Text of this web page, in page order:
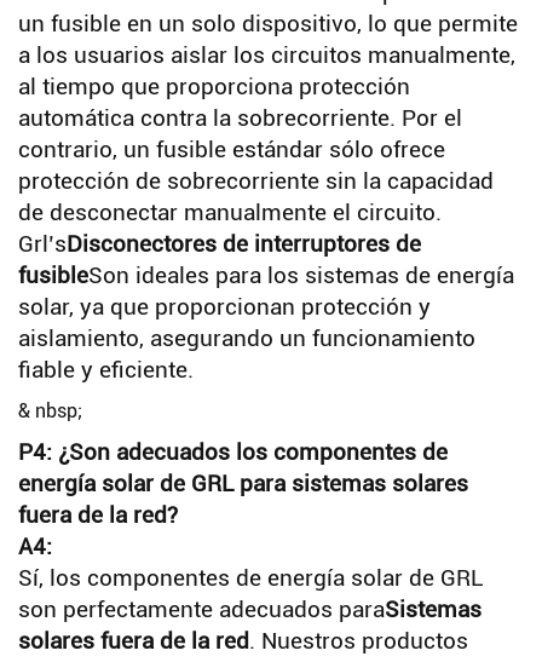
un fusible en un solo dispositivo, lo que permite
a los usuarios aislar los circuitos manualmente,
al tiempo que proporciona protección
automática contra la sobrecorriente. Por el
contrario, un fusible estándar sólo ofrece
protección de sobrecorriente sin la capacidad
de desconectar manualmente el circuito.
Grl’sDisconectores de interruptores de
fusibleSon ideales para los sistemas de energía
solar, ya que proporcionan protección y
aislamiento, asegurando un funcionamiento
fiable y eficiente.
& nbsp;
P4: ¿Son adecuados los componentes de
energía solar de GRL para sistemas solares
fuera de la red?
A4:
Sí, los componentes de energía solar de GRL
son perfectamente adecuados paraSistemas
solares fuera de la red. Nuestros productos